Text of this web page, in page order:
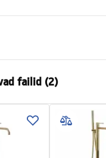
Kuld
failid (2)